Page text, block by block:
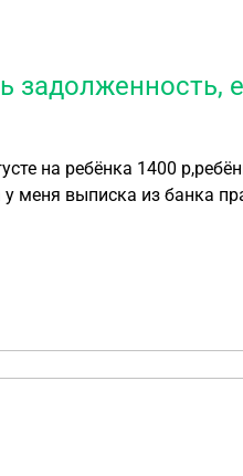
задолженность,
на ребёнка 1400
у меня выписка из банка
сумме и